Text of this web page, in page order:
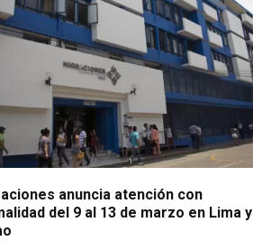
anuncia atención con
del 9 al 13 de marzo en Lima y